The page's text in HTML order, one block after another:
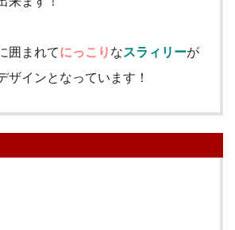
囲まれてにっこりなスラィリーが
ザインとなっています！